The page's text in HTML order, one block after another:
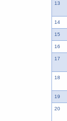
13
14
15
16
17
18
19
20